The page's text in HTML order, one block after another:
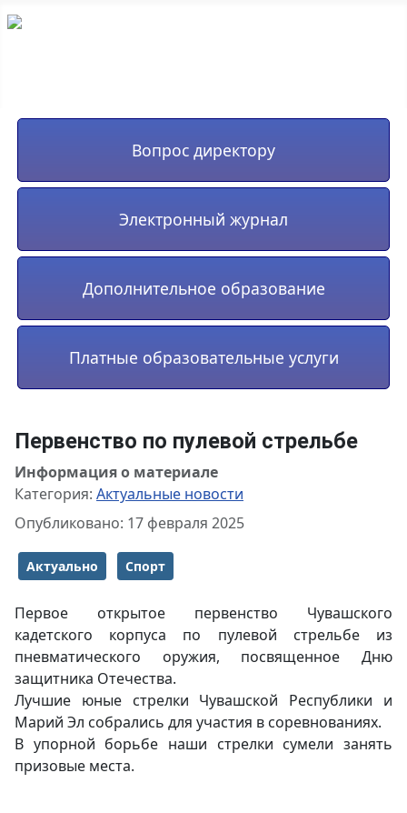
Вопрос директору
Электронный журнал
Дополнительное образование
Платные образовательные услуги
Первенство по пулевой стрельбе
Информация о материале
Категория: Актуальные новости
Опубликовано: 17 февраля 2025
Актуально Спорт
Первое открытое первенство Чувашского
кадетского корпуса по пулевой стрельбе из
пневматического оружия, посвященное Дню
защитника Отечества.
Лучшие юные стрелки Чувашской Республики и
Марий Эл собрались для участия в соревнованиях.
В упорной борьбе наши стрелки сумели занять
призовые места.